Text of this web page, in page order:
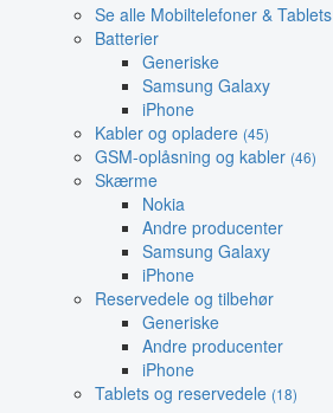
Se alle Mobiltelefoner & Tablets
Batterier
Generiske
Samsung Galaxy
iPhone
Kabler og opladere (45)
GSM-oplåsning og kabler (46)
Skærme
Nokia
Andre producenter
Samsung Galaxy
iPhone
Reservedele og tilbehør
Generiske
Andre producenter
iPhone
Tablets og reservedele (18)